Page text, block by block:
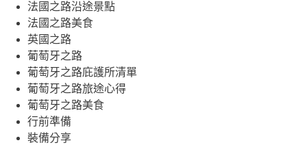
法國之路沿途景點
法國之路美食
英國之路
葡萄牙之路
葡萄牙之路庇護所清單
葡萄牙之路旅途心得
葡萄牙之路美食
行前準備
裝備分享